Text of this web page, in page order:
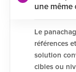
une même
Le
références
solution
cibles ou